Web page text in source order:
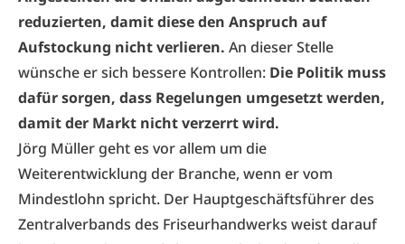
reduzierten, damit diese den Anspruch auf
Aufstockung nicht verlieren. An dieser Stelle
wünsche er sich bessere Kontrollen: Die Politik muss
dafür sorgen, dass Regelungen umgesetzt werden,
damit der Markt nicht verzerrt wird.
Jörg Müller geht es vor allem um die
Weiterentwicklung der Branche, wenn er vom
Mindestlohn spricht. Der Hauptgeschäftsführer des
Zentralverbands des Friseurhandwerks weist darauf